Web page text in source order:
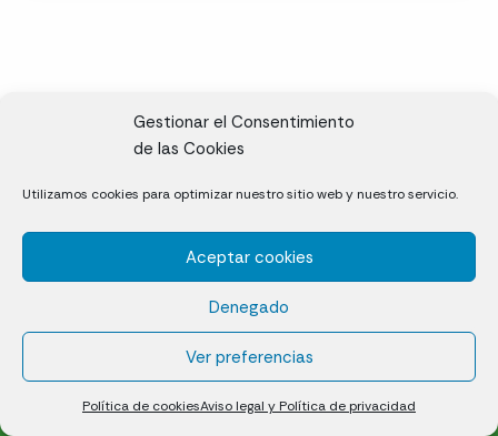
Gestionar el Consentimiento
de las Cookies
Utilizamos cookies para optimizar nuestro sitio web y nuestro servicio.
Aceptar cookies
Denegado
Ver preferencias
Política de cookiesAviso legal y Política de privacidad
Cáceres
Césped natural en tepes
Política de cookies (UE)
Aviso legal y Política de privacidad
¿Quiénes somos?
Contacto